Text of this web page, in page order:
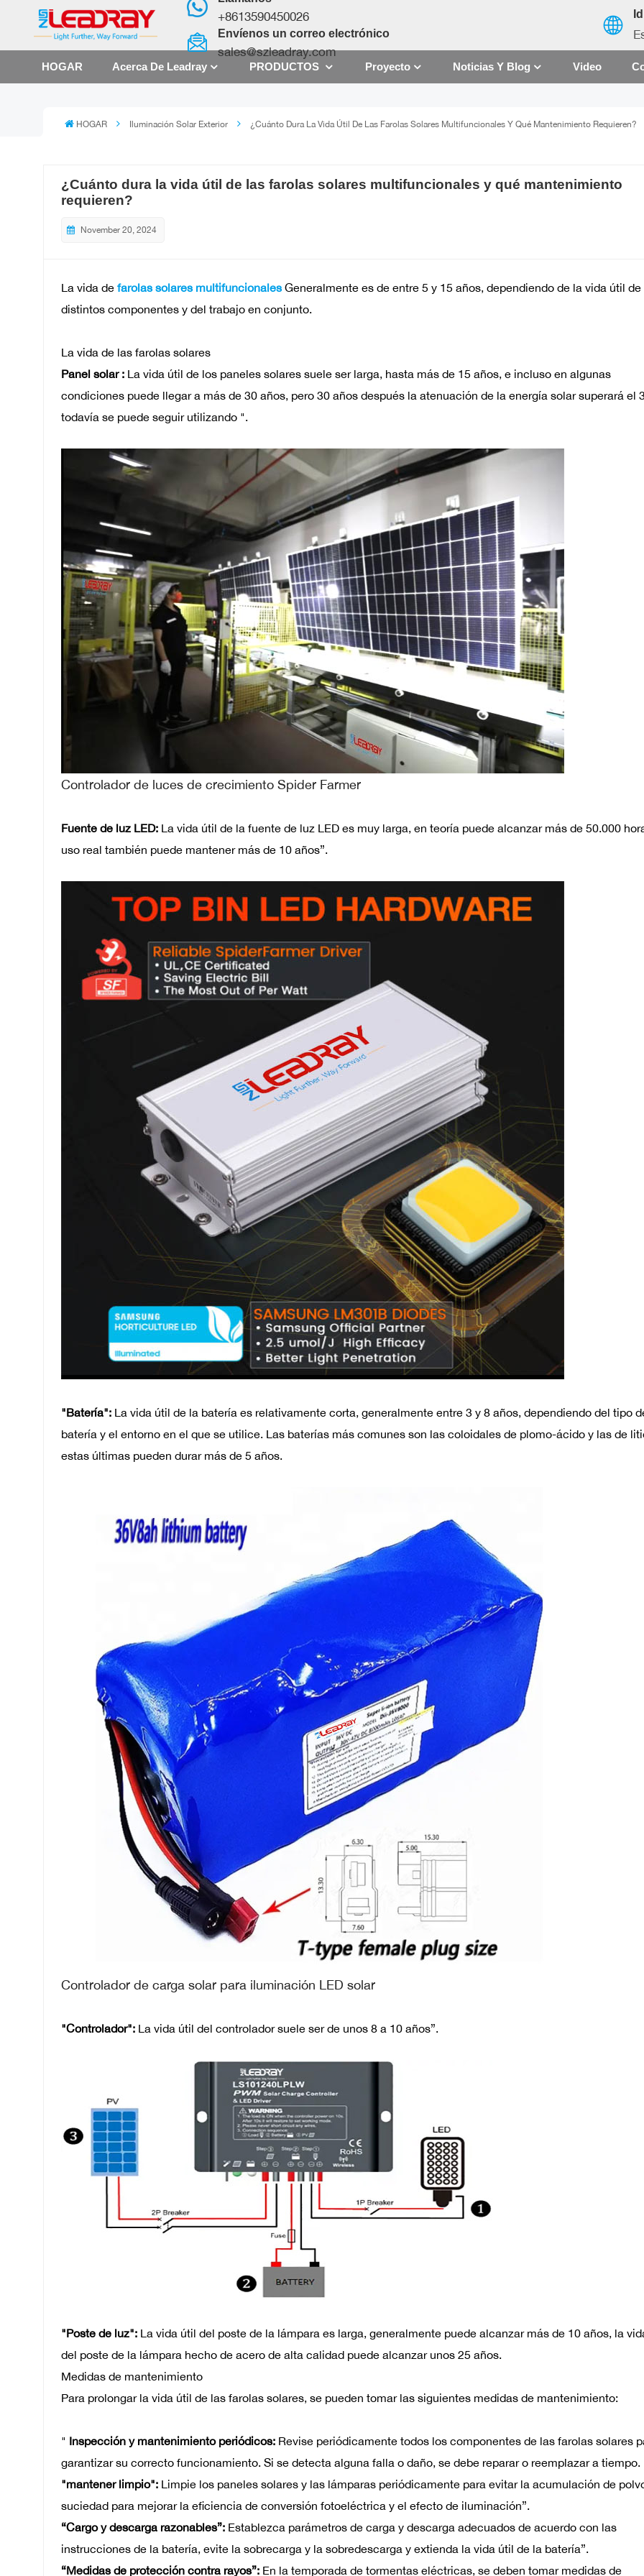
+8613590450026
Envíenos un correo electrónico
sales@szleadray.com
HOGAR Acerca De Leadray PRODUCTOS Proyecto Noticias Y Blog Video
HOGAR Iluminación Solar Exterior ¿Cuánto Dura La Vida Útil De Las Farolas Solares Multifuncionales Y Qué Mantenimiento Requieren?
¿Cuánto dura la vida útil de las farolas solares multifuncionales y qué mantenimiento
requieren?
November 20, 2024
La vida de farolas solares multifuncionalesGeneralmente es de entre 5 y 15 años, dependiendo de la vida útil de
distintos componentes y del trabajo en conjunto.
La vida de las farolas solares
Panel solar : La vida útil de los paneles solares suele ser larga, hasta más de 15 años, e incluso en algunas
condiciones puede llegar a más de 30 años, pero 30 años después la atenuación de la energía solar superará el
todavía se puede seguir utilizando ".
Controlador de luces de crecimiento Spider Farmer
Fuente de luz LED: La vida útil de la fuente de luz LED es muy larga, en teoría puede alcanzar más de 50.000
uso real también puede mantener más de 10 años”.
"Batería": La vida útil de la batería es relativamente corta, generalmente entre 3 y 8 años, dependiendo del tipo
batería y el entorno en el que se utilice. Las baterías más comunes son las coloidales de plomo-ácido y las de
estas últimas pueden durar más de 5 años.
Controlador de carga solar para iluminación LED solar
"Controlador": La vida útil del controlador suele ser de unos 8 a 10 años”.
"Poste de luz": La vida útil del poste de la lámpara es larga, generalmente puede alcanzar más de 10 años, la
del poste de la lámpara hecho de acero de alta calidad puede alcanzar unos 25 años.
Medidas de mantenimiento
Para prolongar la vida útil de las farolas solares, se pueden tomar las siguientes medidas de mantenimiento:
" Inspección y mantenimiento periódicos: Revise periódicamente todos los componentes de las farolas solares
garantizar su correcto funcionamiento. Si se detecta alguna falla o daño, se debe reparar o reemplazar a tiempo.
"mantener limpio": Limpie los paneles solares y las lámparas periódicamente para evitar la acumulación de
suciedad para mejorar la eficiencia de conversión fotoeléctrica y el efecto de iluminación”.
“Cargo y descarga razonables”: Establezca parámetros de carga y descarga adecuados de acuerdo con las
instrucciones de la batería, evite la sobrecarga y la sobredescarga y extienda la vida útil de la batería”.
“Medidas de protección contra rayos”: En la temporada de tormentas eléctricas, se deben tomar medidas de